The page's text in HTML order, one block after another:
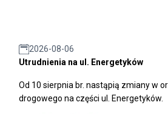
2026-08-06
Utrudnienia na ul. Energetyków
Od 10 sierpnia br. nastąpią zmiany w
drogowego na części ul. Energetyków.